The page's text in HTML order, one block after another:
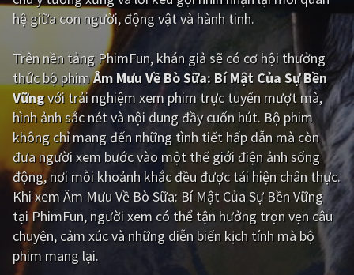
Giật gân Gia đình
Bí ẩn Lịch sử
Viễn Tây
GameShow DramaTV
QUỐC GIA
Âu - Mỹ Trung Quốc - Hồng Kông
Hàn Quốc Nhật Bản
Ấn Độ
hệ giữa con người, động vật và hành tinh.
Trên nền tảng PhimFun, khán giả sẽ có cơ hội thưởng
thức bộ phimÂm Mưu Về Bò Sữa: Bí Mật Của Sự Bền
Vữngvới trải nghiệm xem phim trực tuyến mượt mà,
hình ảnh sắc nét và nội dung đầy cuốn hút. Bộ phim
không chỉ mang đến những tình tiết hấp dẫn mà còn
đưa người xem bước vào một thế giới điện ảnh sống
động, nơi mỗi khoảnh khắc đều được tái hiện chân thực.
Khi xem Âm Mưu Về Bò Sữa: Bí Mật Của Sự Bền Vững
tại PhimFun, người xem có thể tận hưởng trọn vẹn câu
chuyện, cảm xúc và những diễn biến kịch tính mà bộ
phim mang lại.